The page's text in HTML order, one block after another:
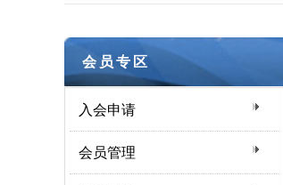
会员专区
入会申请
会员管理